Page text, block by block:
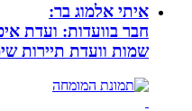
איתי אלמוג בר:
חבר בוועדות: ועדת איכות
שמות וועדת תיירות